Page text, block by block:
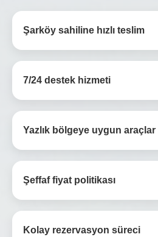
Şarköy sahiline hızlı teslim
7/24 destek hizmeti
Yazlık bölgeye uygun araçlar
Şeffaf fiyat politikası
Kolay rezervasyon süreci